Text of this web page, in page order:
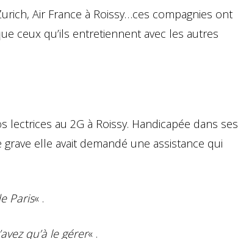
Air France à Roissy…ces compagnies ont
ceux qu’ils entretiennent avec les autres
au 2G à Roissy. Handicapée dans ses
elle avait demandé une assistance qui
Paris« .
qu’à le gérer« .